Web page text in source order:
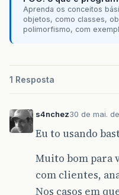
Aprenda os conceitos
objetos, como classes,
polimorfismo, com
1 Resposta
s4nchez30 de mai.
Eu to usando
Muito bom para
com clientes,
Nos casos em